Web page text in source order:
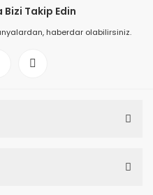
Takip Edin
haberdar olabilirsiniz.